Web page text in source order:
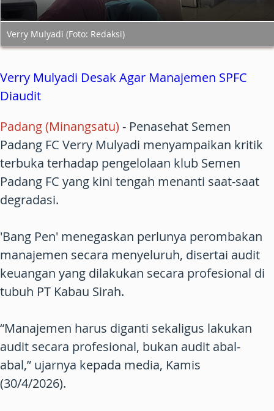
Verry Mulyadi (Foto: Redaksi)
Verry Mulyadi Desak Agar Manajemen SPFC
Diaudit
Padang (Minangsatu) - Penasehat Semen
Padang FC Verry Mulyadi menyampaikan kritik
terbuka terhadap pengelolaan klub Semen
Padang FC yang kini tengah menanti saat-saat
degradasi.
'Bang Pen' menegaskan perlunya perombakan
manajemen secara menyeluruh, disertai audit
keuangan yang dilakukan secara profesional di
tubuh PT Kabau Sirah.
“Manajemen harus diganti sekaligus lakukan
audit secara profesional, bukan audit abal-
abal,” ujarnya kepada media, Kamis
(30/4/2026).